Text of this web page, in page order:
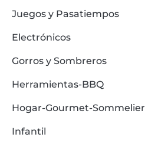
Juegos y Pasatiempos
Electrónicos
Gorros y Sombreros
Herramientas-BBQ
Hogar-Gourmet-Sommelier
Infantil